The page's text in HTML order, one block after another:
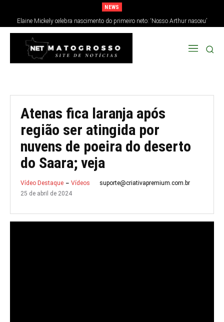
NEWS
Elaine Mickely celebra nascimento do primeiro neto: ‘Nosso Arthur nasceu’
Atenas fica laranja após
região ser atingida por
nuvens de poeira do deserto
do Saara; veja
Vídeo Destaque Vídeos
suporte@criativapremium.com.br
25 de abril de 2024